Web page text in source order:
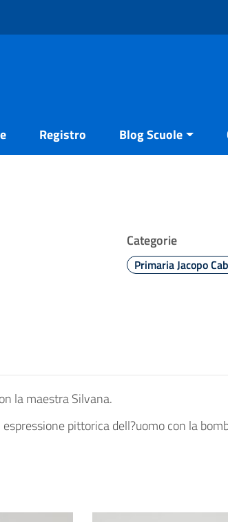
Registro Blog Scuole
Categorie
Primaria Jacopo
la maestra Silvana.
pittorica dell?uomo con la